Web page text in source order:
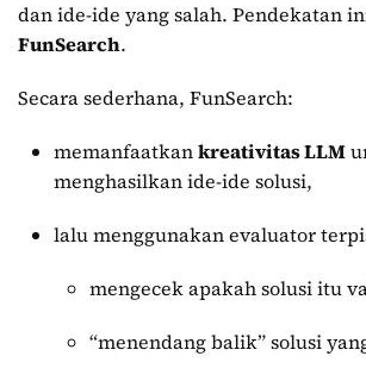
dan ide-ide yang salah. Pendekatan
FunSearch.
Secara sederhana, FunSearch:
memanfaatkankreativitas LLM
menghasilkan ide-ide solusi,
lalu menggunakan evaluator
mengecek apakah solusi itu
“menendang balik” solusi